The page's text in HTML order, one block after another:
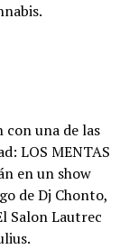
con una de las
LOS MENTAS
en un show
de Dj Chonto,
Salon Lautrec